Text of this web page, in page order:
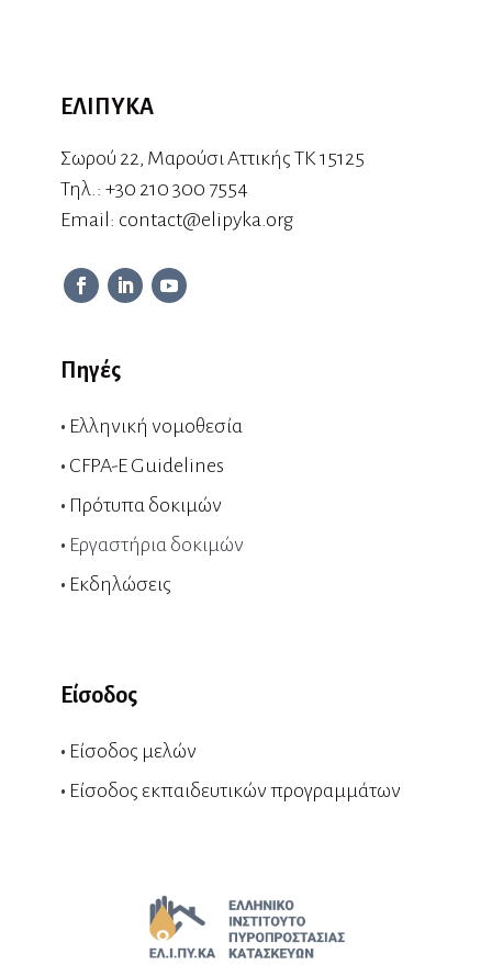
ΕΛΙΠΥΚΑ
Σωρού 22, Μαρούσι Αττικής ΤΚ 15125
Τηλ.: +30 210 300 7554
Εmail: contact@elipyka.org
Πηγές
• Ελληνική νομοθεσία
• CFPA-E Guidelines
• Πρότυπα δοκιμών
• Εργαστήρια δοκιμών
• Εκδηλώσεις
Είσοδος
• Είσοδος μελών
• Είσοδος εκπαιδευτικών προγραμμάτων